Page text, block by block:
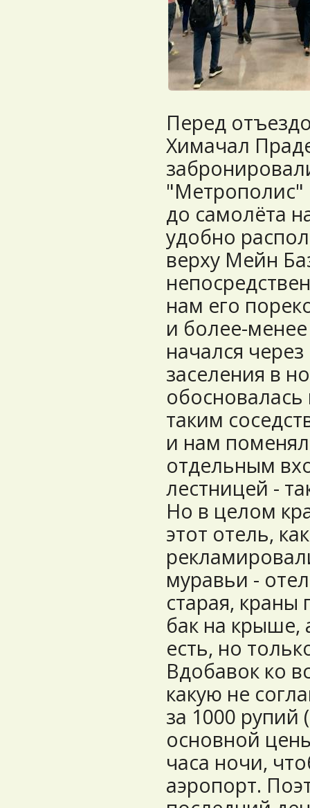
Перед
Химачал
"Метрополис"
до самолёта
удобно
верху Мейн
нам его
и более-
начался
заселения в
таким
и нам
отдельным
лестницей -
Но в целом
этот отель,
муравьи -
старая, краны
бак на крыше,
есть, но
Вдобавок ко
какую не
за 1000 рупий
основной
часа ночи,
аэропорт.